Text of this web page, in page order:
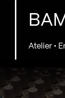
Atelier •